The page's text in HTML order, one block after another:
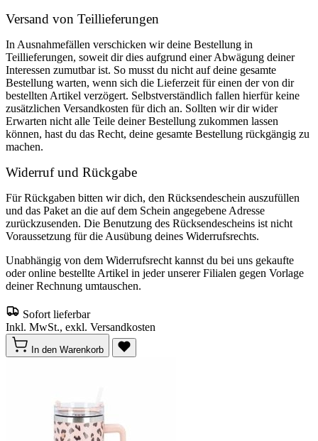
Versand von Teillieferungen
In Ausnahmefällen verschicken wir deine Bestellung in
Teillieferungen, soweit dir dies aufgrund einer Abwägung deiner
Interessen zumutbar ist. So musst du nicht auf deine gesamte
Bestellung warten, wenn sich die Lieferzeit für einen der von dir
bestellten Artikel verzögert. Selbstverständlich fallen hierfür keine
zusätzlichen Versandkosten für dich an. Sollten wir dir wider
Erwarten nicht alle Teile deiner Bestellung zukommen lassen
können, hast du das Recht, deine gesamte Bestellung rückgängig zu
machen.
Widerruf und Rückgabe
Für Rückgaben bitten wir dich, den Rücksendeschein auszufüllen
und das Paket an die auf dem Schein angegebene Adresse
zurückzusenden. Die Benutzung des Rücksendescheins ist nicht
Voraussetzung für die Ausübung deines Widerrufsrechts.
Unabhängig von dem Widerrufsrecht kannst du bei uns gekaufte
oder online bestellte Artikel in jeder unserer Filialen gegen Vorlage
deiner Rechnung umtauschen.
Sofort lieferbar
Inkl. MwSt., exkl. Versandkosten
In den Warenkorb